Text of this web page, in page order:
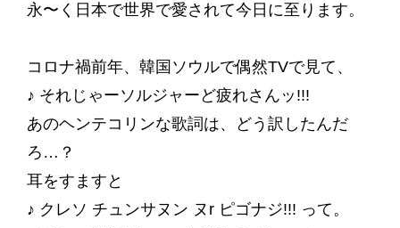
永〜く日本で世界で愛されて今日に至ります。
コロナ禍前年、韓国ソウルで偶然TVで見て、
♪ それじゃーソルジャーど疲れさんッ!!!
あのヘンテコリンな歌詞は、どう訳したんだ
ろ…？
耳をすますと
♪ クレソ チュンサヌン ヌr ピゴナジ!!! って。